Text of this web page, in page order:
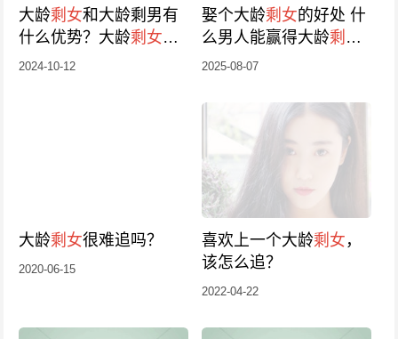
大龄剩女和大龄剩男有
什么优势？大龄剩女好
还是离婚的好
2024-10-12
娶个大龄剩女的好处 什
么男人能赢得大龄剩女
的心
2025-08-07
大龄剩女很难追吗？
2020-06-15
喜欢上一个大龄剩女 ，
该怎么追？
2022-04-22